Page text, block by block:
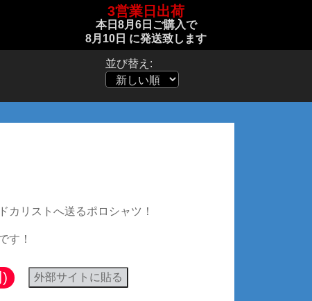
3営業日出荷
本日 8月6日 ご購入で
8月10日 に発送致します
並び替え:
カリストへ送るポロシャツ！
す！
外部サイトに貼る